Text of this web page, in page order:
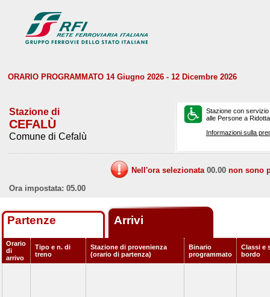
ORARIO PROGRAMMATO 14 Giugno 2026 - 12 Dicembre 2026
Stazione di
CEFALÙ
Comune di Cefalù
Stazione con
alle Persone a
Informazioni sulla
Nell'ora selezionata 00.00 non sono
Ora impostata: 05.00
Partenze Arrivi
Orario
di
arrivo
Tipo e n. di
treno
Stazione di provenienza
(orario di partenza)
Binario
programmato
Classi e
bordo